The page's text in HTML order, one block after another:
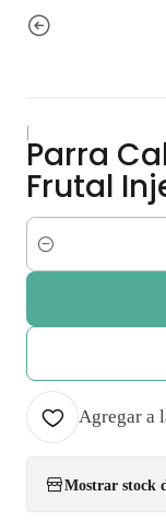
Parra
Frutal
Cantidad
Agregar a
Mostrar stock